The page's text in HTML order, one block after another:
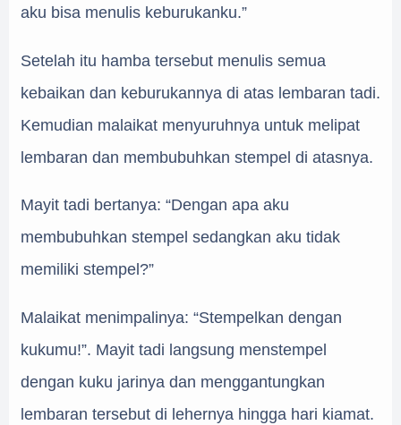
aku bisa menulis keburukanku.”
Setelah itu hamba tersebut menulis semua
kebaikan dan keburukannya di atas lembaran tadi.
Kemudian malaikat menyuruhnya untuk melipat
lembaran dan membubuhkan stempel di atasnya.
Mayit tadi bertanya: “Dengan apa aku
membubuhkan stempel sedangkan aku tidak
memiliki stempel?”
Malaikat menimpalinya: “Stempelkan dengan
kukumu!”. Mayit tadi langsung menstempel
dengan kuku jarinya dan menggantungkan
lembaran tersebut di lehernya hingga hari kiamat.